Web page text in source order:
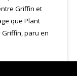
Griffin et
que Plant
Griffin, paru en